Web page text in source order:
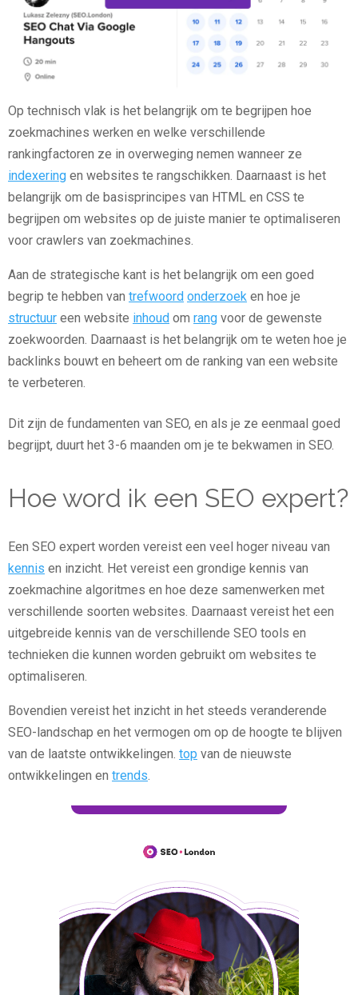
Op technisch vlak is het belangrijk om te begrijpen hoe
zoekmachines werken en welke verschillende
rankingfactoren ze in overweging nemen wanneer ze
indexering en websites te rangschikken. Daarnaast is het
belangrijk om de basisprincipes van HTML en CSS te
begrijpen om websites op de juiste manier te optimaliseren
voor crawlers van zoekmachines.
Aan de strategische kant is het belangrijk om een goed
begrip te hebben van trefwoord onderzoek en hoe je
structuur een website inhoud om rang voor de gewenste
zoekwoorden. Daarnaast is het belangrijk om te weten hoe je
backlinks bouwt en beheert om de ranking van een website
te verbeteren.
Dit zijn de fundamenten van SEO, en als je ze eenmaal goed
begrijpt, duurt het 3-6 maanden om je te bekwamen in SEO.
Hoe word ik een SEO expert?
Een SEO expert worden vereist een veel hoger niveau van
kennis en inzicht. Het vereist een grondige kennis van
zoekmachine algoritmes en hoe deze samenwerken met
verschillende soorten websites. Daarnaast vereist het een
uitgebreide kennis van de verschillende SEO tools en
technieken die kunnen worden gebruikt om websites te
optimaliseren.
Bovendien vereist het inzicht in het steeds veranderende
SEO-landschap en het vermogen om op de hoogte te blijven
van de laatste ontwikkelingen. top van de nieuwste
ontwikkelingen en trends.